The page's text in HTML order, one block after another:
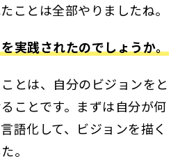
ことは全部やりましたね。
実践されたのでしょうか。
とは、自分のビジョンをと
ことです。まずは自分が何
語化して、ビジョンを描く
。